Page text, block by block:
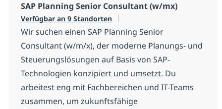
SAP Planning Senior Consultant (w/mx)
Verfügbar an 9 Standorten
Wir suchen einen SAP Planning Senior
Consultant (w/m/x), der moderne Planungs- und
Steuerungslösungen auf Basis von SAP-
Technologien konzipiert und umsetzt. Du
arbeitest eng mit Fachbereichen und IT-Teams
zusammen, um zukunftsfähige